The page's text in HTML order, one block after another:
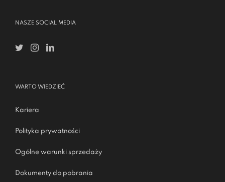
NASZE SOCIAL MEDIA
WARTO WIEDZIEĆ
Kariera
Polityka prywatności
Ogólne warunki sprzedaży
Dokumenty do pobrania